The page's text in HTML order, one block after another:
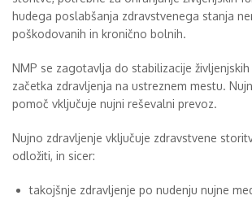
hudega poslabšanja zdravstvenega stanja
poškodovanih in kronično bolnih.
NMP se zagotavlja do stabilizacije
začetka zdravljenja na ustreznem mestu.
pomoč vključuje nujni reševalni prevoz.
Nujno zdravljenje vključuje zdravstvene
odložiti, in sicer:
takojšnje zdravljenje po nudenju nujne